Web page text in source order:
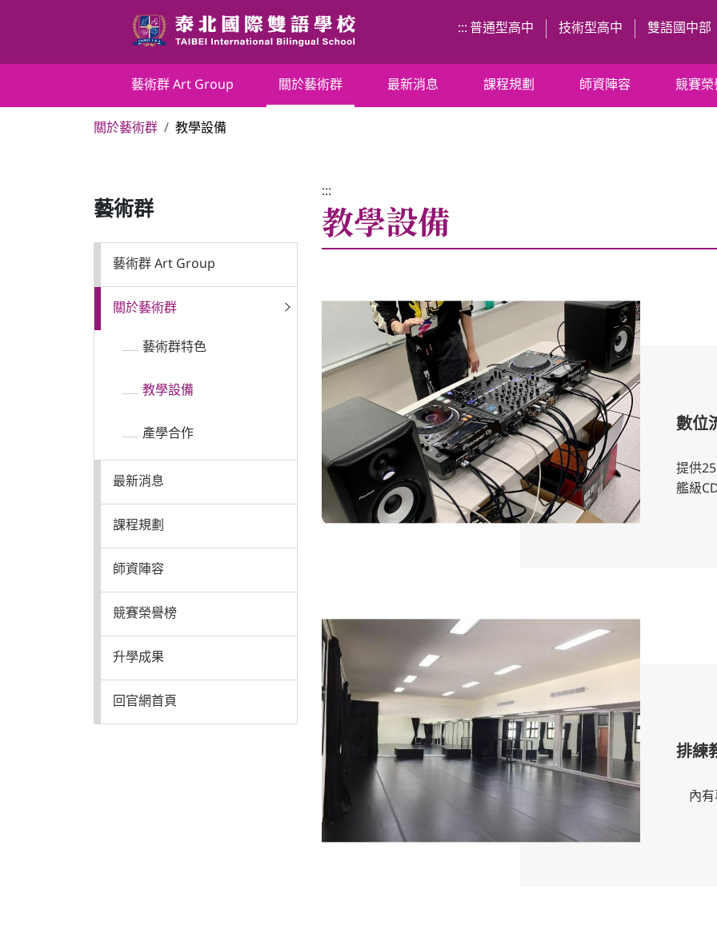
內
容
區
::: 普通型高中 技術型高中 雙語國中部
藝術群 Art Group 關於藝術群 最新消息 課程規劃 師資陣容 競賽榮
關於藝術群 教學設備
藝術群
藝術群 Art Group
關於藝術群
藝術群特色
教學設備
產學合作
最新消息
課程規劃
師資陣容
競賽榮譽榜
升學成果
回官網首頁
:::
教學設備
數位
提供
艦級
排練
內有
藝術群 Art Group
關於藝術群